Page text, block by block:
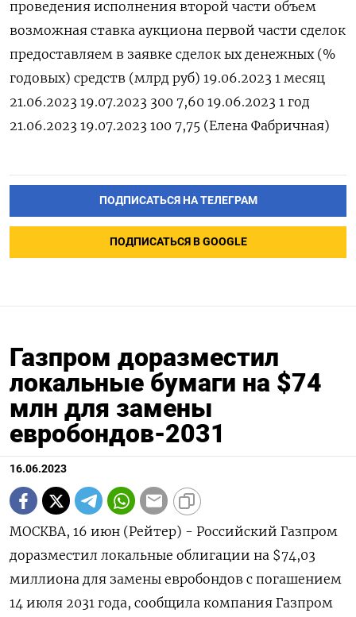
проведения исполнения второй части объем
возможная ставка аукциона первой части сделок
предоставляем в заявке сделок ых денежных (%
годовых) средств (млрд руб) 19.06.2023 1 месяц
21.06.2023 19.07.2023 300 7,60 19.06.2023 1 год
21.06.2023 19.07.2023 100 7,75 (Елена Фабричная)
ПОДПИСАТЬСЯ НА ТЕЛЕГРАМ
ПОДПИСАТЬСЯ В GOOGLE
Газпром доразместил
локальные бумаги на $74
млн для замены
евробондов-2031
16.06.2023
МОСКВА, 16 июн (Рейтер) - Российский Газпром
доразместил локальные облигации на $74,03
миллиона для замены евробондов с погашением
14 июля 2031 года, сообщила компания Газпром